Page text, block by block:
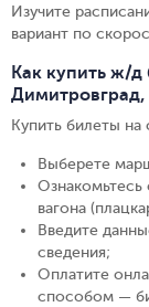
Изучите
вариант по
Как купить ж/
Димитровград,
Купить билеты
Выберете
Ознакомьтесь
вагона
Введите
сведения;
Оплатите
способом —